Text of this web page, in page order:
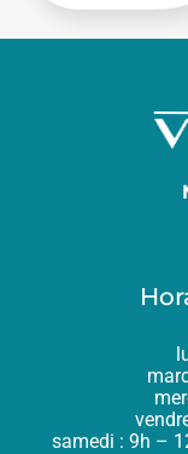
samedi : 9h –